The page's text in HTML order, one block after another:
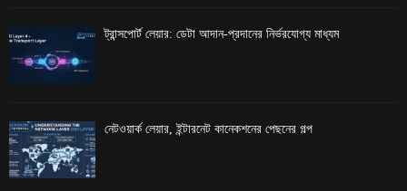
ট্রান্সপোর্ট লেয়ার: ডেটা আদান-প্রদানের নির্ভরযোগ্য মাধ্যম
নেটওয়ার্ক লেয়ার, ইন্টারনেট কানেকশনের পেছনের গল্প